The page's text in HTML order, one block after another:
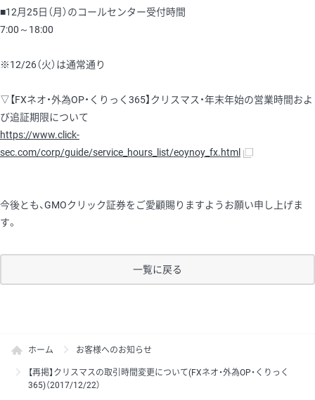
■12月25日（月）のコールセンター受付時間
7:00～18:00
※12/26（火）は通常通り
▽【FXネオ・外為OP・くりっく365】クリスマス・年末年始の営業時間およ
び追証期限について
https://www.click-
sec.com/corp/guide/service_hours_list/eoynoy_fx.html
今後とも、GMOクリック証券をご愛顧賜りますようお願い申し上げま
す。
一覧に戻る
ホーム お客様へのお知らせ
【再掲】クリスマスの取引時間変更について(FXネオ・外為OP・くりっく
365)（2017/12/22）